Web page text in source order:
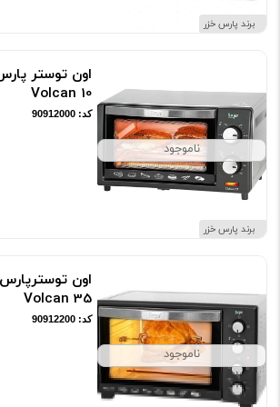
برند آون توستر
در میان برندهای متنوع، برند ایرانی پارس خزر با
باکیفیت ایرانی، نام آشنای خانواده های
می باشد.
برند پارس خزر
ناموجود
برند پارس خزر
Volcan 10
کد: 90912000
ناموجود
Volcan 35
کد: 90912200